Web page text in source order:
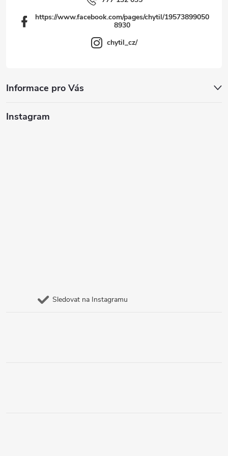
https://www.facebook.com/pages/chytil/19573899050
8930
chytil_cz/
Informace pro Vás
Instagram
Sledovat na Instagramu